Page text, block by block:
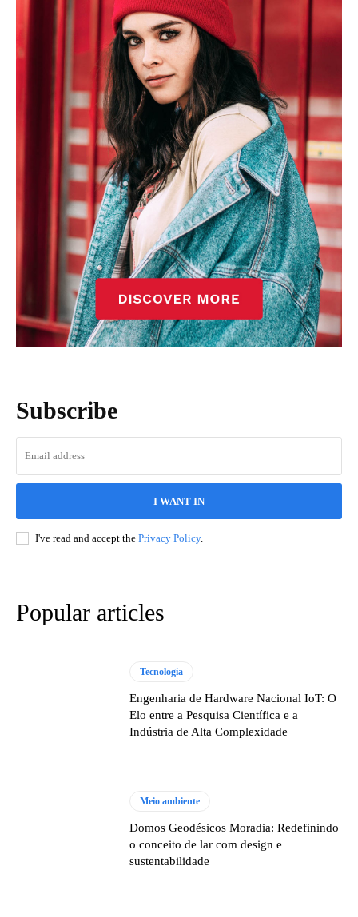
Subscribe
I WANT IN
I've read and accept the Privacy Policy.
Popular articles
Tecnologia
Engenharia de Hardware Nacional IoT: O
Elo entre a Pesquisa Científica e a
Indústria de Alta Complexidade
Meio ambiente
Domos Geodésicos Moradia: Redefinindo
o conceito de lar com design e
sustentabilidade